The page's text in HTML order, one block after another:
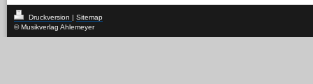
Druckversion | Sitemap
© Musikverlag Ahlemeyer